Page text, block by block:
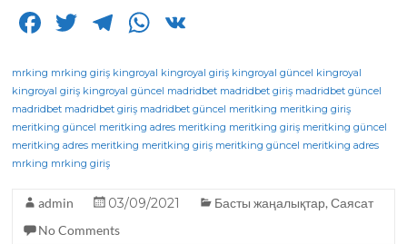
F
c
e
b
o
o
k
T
it
te
r
T
e
g
ra
W
a
ts
A
p
mrking mrking giriş kingroyal kingroyal giriş kingroyal güncel kingroyal
kingroyal giriş kingroyal güncel madridbet madridbet giriş madridbet güncel
madridbet madridbet giriş madridbet güncel meritking meritking giriş
meritking güncel meritking adres meritking meritking giriş meritking güncel
meritking adres meritking meritking giriş meritking güncel meritking adres
mrking mrking giriş
admin 03/09/2021 Басты жаңалықтар,Саясат
No Comments